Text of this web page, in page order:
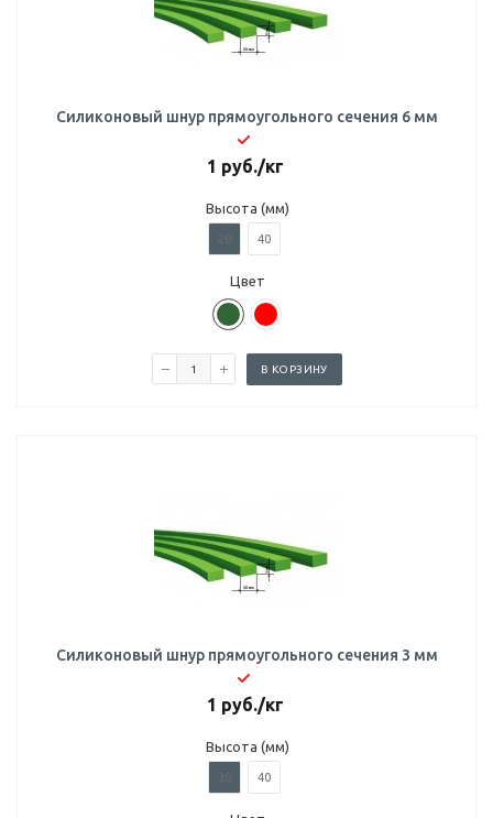
Силиконовый шнур прямоугольного сечения 6 мм
1 руб./кг
Высота (мм)
20 40
Цвет
В КОРЗИНУ
Силиконовый шнур прямоугольного сечения 3 мм
1 руб./кг
Высота (мм)
30 40